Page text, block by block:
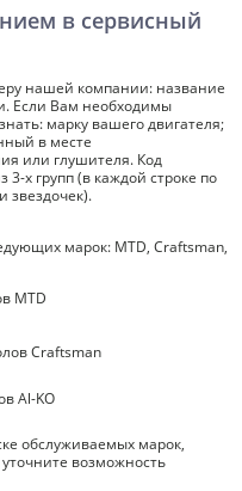
в сервисный
нашей компании: название
Если Вам необходимы
марку вашего двигателя;
в месте
или глушителя. Код
3-х групп (в каждой строке по
звездочек).
марок: MTD, Craftsman,
MTD
Craftsman
Al-KO
обслуживаемых марок,
возможность